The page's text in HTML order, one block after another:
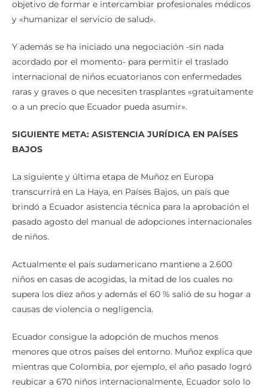
objetivo de formar e intercambiar profesionales médicos
y «humanizar el servicio de salud».
Y además se ha iniciado una negociación -sin nada
acordado por el momento- para permitir el traslado
internacional de niños ecuatorianos con enfermedades
raras y graves o que necesiten trasplantes «gratuitamente
o a un precio que Ecuador pueda asumir».
SIGUIENTE META: ASISTENCIA JURÍDICA EN PAÍSES
BAJOS
La siguiente y última etapa de Muñoz en Europa
transcurrirá en La Haya, en Países Bajos, un país que
brindó a Ecuador asistencia técnica para la aprobación el
pasado agosto del manual de adopciones internacionales
de niños.
Actualmente el país sudamericano mantiene a 2.600
niños en casas de acogidas, la mitad de los cuales no
supera los diez años y además el 60 % salió de su hogar a
causas de violencia o negligencia.
Ecuador consigue la adopción de muchos menos
menores que otros países del entorno. Muñoz explica que
mientras que Colombia, por ejemplo, el año pasado logró
reubicar a 670 niños internacionalmente, Ecuador solo lo